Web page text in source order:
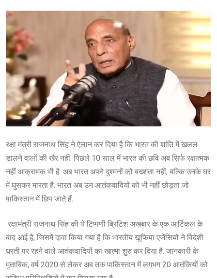
Email
रक्षा मंत्री राजनाथ सिंह ने ऐलान कर दिया है कि भारत की शांति में खलल
डालने वालों की खैर नहीं. पिछले 10 साल में भारत की छवि अब सिर्फ रक्षात्मक
नहीं आक्रामक भी है. अब भारत अपने दुश्मनों को बख्शता नहीं, बल्कि उनके घर
में घुसकर मारता है. भारत अब उन आतंकवादियों को भी नहीं छोड़ता जो
पाकिस्तान में छिप जाते हैं.
रक्षामंत्री राजनाथ सिंह की ये टिप्पणी ब्रिटिश अखबार के एक आर्टिकल के
बाद आई है, जिसमें दावा किया गया है कि भारतीय खुफिया एजेंसियों ने विदेशी
धरती पर रहने वाले आतंकवादियों का खात्मा शुरु कर दिया है. जानकारी के
मुताबिक, वर्ष 2020 से लेकर अब तक पाकिस्तान में लगभग 20 आतंकियों को